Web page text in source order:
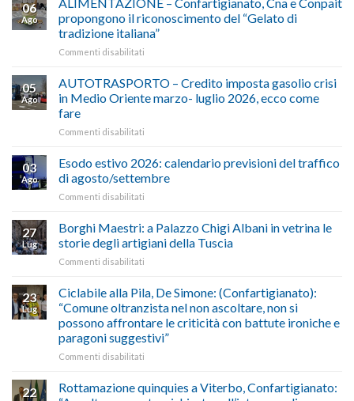
06
Ago
propongono il riconoscimento del “Gelato di
tradizione italiana”
Commenti disabilitati
–
Cna
il
riconoscimento
del
tradizione
italiana”
05
Ago
AUTOTRASPORTO – Credito imposta gasolio crisi
in Medio Oriente marzo- luglio 2026, ecco come
fare
Commenti disabilitati
–
imposta
in
Medio
Oriente
2026,
ecco
come
fare
03
Ago
Esodo estivo 2026: calendario previsioni del traffico
di agosto/settembre
Commenti disabilitati
estivo
calendario
traffico
di
agosto/settembre
27
Lug
Borghi Maestri: a Palazzo Chigi Albani in vetrina le
storie degli artigiani della Tuscia
Commenti disabilitati
Maestri:
Palazzo
Chigi
Albani
storie
23
Lug
Ciclabile alla Pila, De Simone: (Confartigianato):
“Comune oltranzista nel non ascoltare, non si
possono affrontare le criticità con battute ironiche e
paragoni suggestivi”
Commenti disabilitati
alla
Pila,
22
Rottamazione quinquies a Viterbo, Confartigianato: